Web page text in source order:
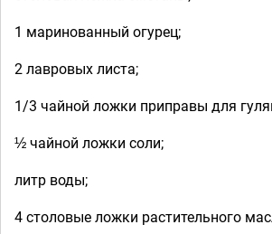
1 маринованный огурец;
2 лавровых листа;
1/3 чайной ложки приправы для
½ чайной ложки соли;
литр воды;
4 столовые ложки растительного